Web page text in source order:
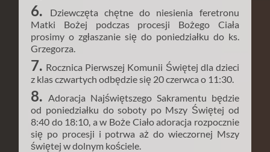
6.
Dziewczęta chętne do niesienia feretronu
Matki Bożej podczas procesji Bożego Ciała
prosimy o zgłaszanie się do poniedziałku do ks.
Grzegorza.
7. Rocznica Pierwszej Komunii Świętej dla dzieci
z klas czwartych odbędzie się 20 czerwca o 11:30.
8. Adoracja Najświętszego Sakramentu będzie
od poniedziałku do soboty po Mszy Świętej od
8:40 do 18:10, a w Boże Ciało adoracja rozpocznie
się po procesji i potrwa aż do wieczornej Mszy
świętej w dolnym kościele.